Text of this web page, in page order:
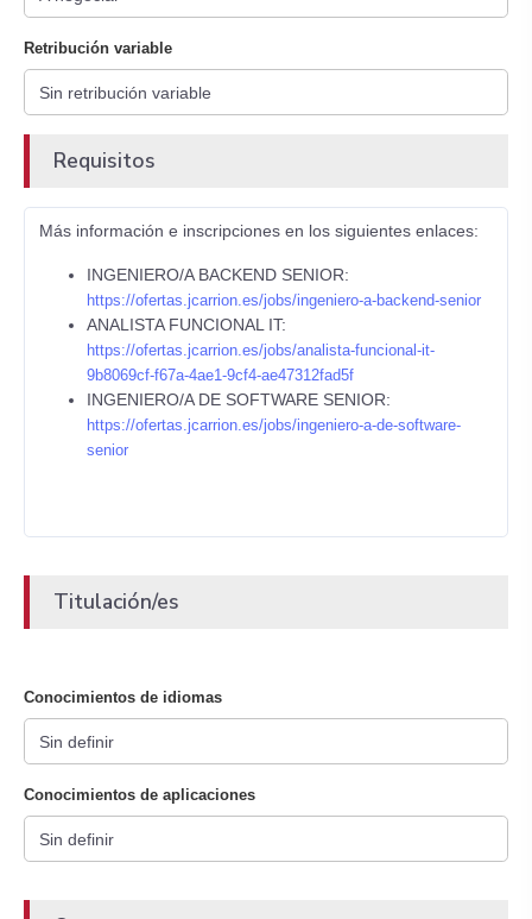
Retribución variable
Requisitos
Más información e inscripciones en los siguientes enlaces:
INGENIERO/A BACKEND SENIOR:
https://ofertas.jcarrion.es/jobs/ingeniero-a-backend-senior
ANALISTA FUNCIONAL IT:
https://ofertas.jcarrion.es/jobs/analista-funcional-it-
9b8069cf-f67a-4ae1-9cf4-ae47312fad5f
INGENIERO/A DE SOFTWARE SENIOR:
https://ofertas.jcarrion.es/jobs/ingeniero-a-de-software-
senior
Titulación/es
Conocimientos de idiomas
Conocimientos de aplicaciones